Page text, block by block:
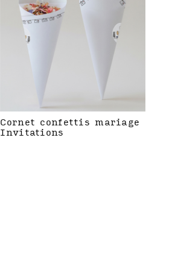
Cornet confettis mariage
Invitations